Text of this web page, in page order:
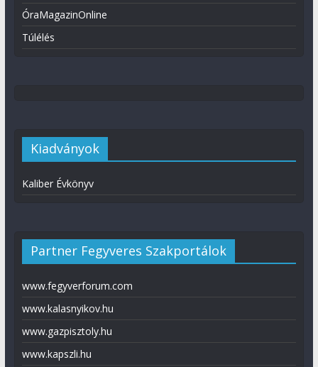
ÓraMagazinOnline
Túlélés
Kiadványok
Kaliber Évkönyv
Partner Fegyveres Szakportálok
www.fegyverforum.com
www.kalasnyikov.hu
www.gazpisztoly.hu
www.kapszli.hu